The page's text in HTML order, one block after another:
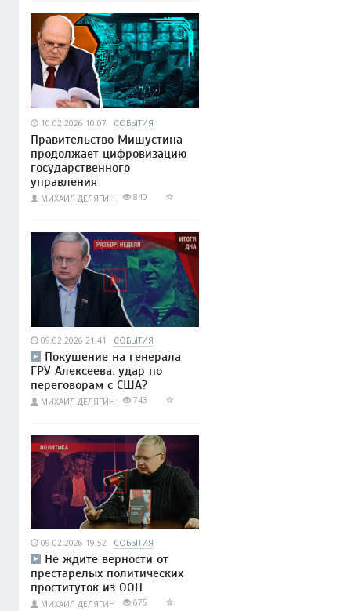
10.02.2026 10:07 СОБЫТИЯ
Правительство Мишустина
продолжает цифровизацию
государственного
управления
МИХАИЛ ДЕЛЯГИН 840
09.02.2026 21:41 СОБЫТИЯ
Покушение на генерала
ГРУ Алексеева: удар по
переговорам с США?
МИХАИЛ ДЕЛЯГИН 743
09.02.2026 19:52 СОБЫТИЯ
Не ждите верности от
престарелых политических
проституток из ООН
МИХАИЛ ДЕЛЯГИН 675